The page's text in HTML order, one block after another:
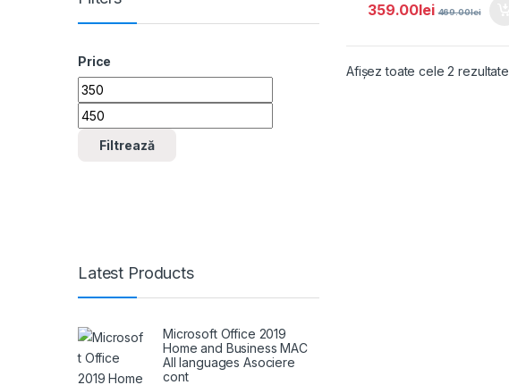
359.00lei 469.00lei
Afișez toate cele 2 rezultate
Price
Preț minim
Preț maxim
Filtrează
Latest Products
Microsoft Office 2019
Home and Business MAC
All languages Asociere
cont